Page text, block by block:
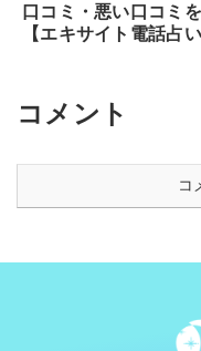
口コミ・悪い口コミ
【エキサイト電話占い
コメント
コ